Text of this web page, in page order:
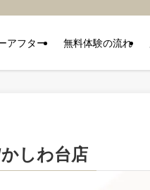
アフター 無料体験の流れ
しわ台店